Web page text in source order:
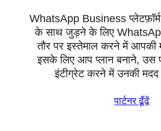
WhatsApp Business
के साथ जुड़ने के लिए
तौर पर इस्तेमाल करने में
इसके लिए आप प्लान बनाने,
इंटीग्रेट करने में उनकी
पार्टनर ढूँढें